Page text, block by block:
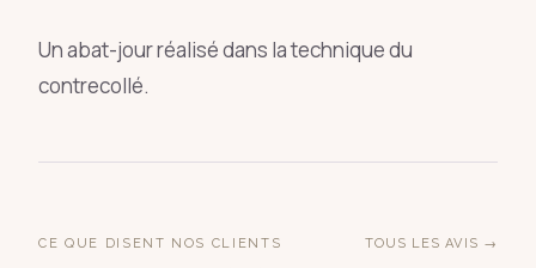
Un abat-jour réalisé dans la technique du
contrecollé.
CE QUE DISENT NOS CLIENTS TOUS LES AVIS →